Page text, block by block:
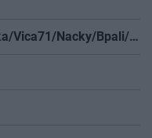
Toka Club/Labanc/Laruska/Vica71/Nacky/Bpali/Oldrider/Josefernando/Mcbull/Kawaszabi